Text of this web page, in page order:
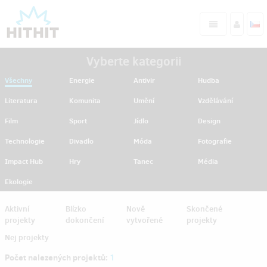
Všechny Energie Antivir
Hudba
Literatura
Komunita Umění
Vzdělávání
Film
Sport Jídlo
Design
Technologie
Divadlo Móda
Fotografie
Impact Hub
Hry Tanec
Média
Ekologie
Aktivní
projekty
Blízko
dokončení
Nově
vytvořené
Skončené
projekty
Nej projekty
Počet nalezených projektů: 1